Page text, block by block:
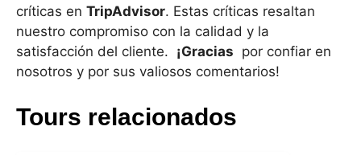
críticas en TripAdvisor. Estas críticas resaltan
nuestro compromiso con la calidad y la
satisfacción del cliente. ¡Gracias por confiar en
nosotros y por sus valiosos comentarios!
Tours relacionados